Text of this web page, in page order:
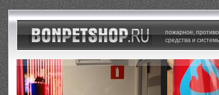
пожарное,
средства и